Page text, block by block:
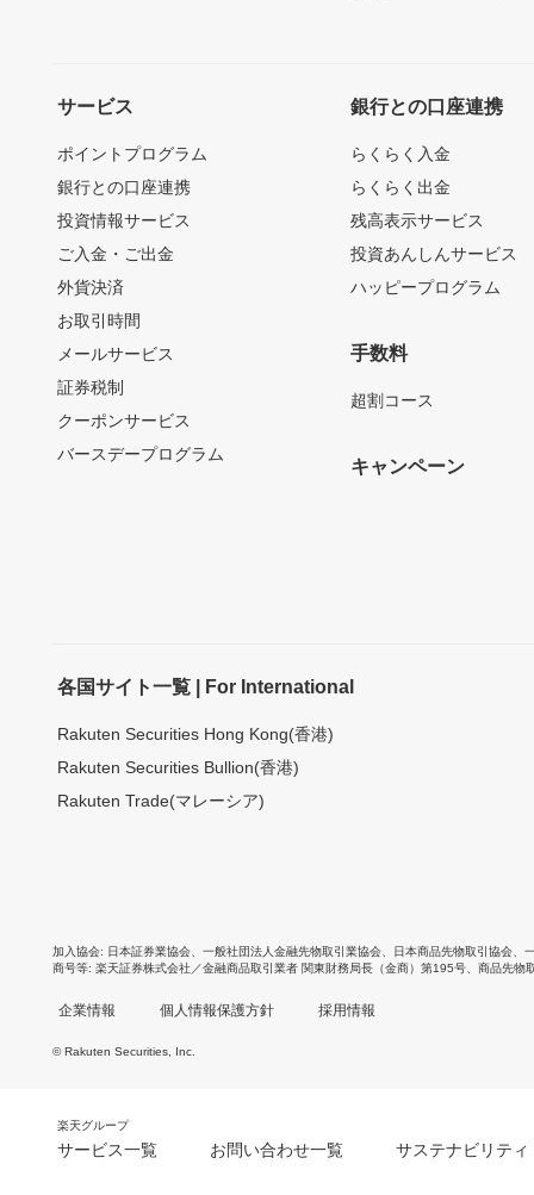
サービス
ポイントプログラム
銀行との口座連携
投資情報サービス
ご入金・ご出金
外貨決済
お取引時間
メールサービス
証券税制
クーポンサービス
バースデープログラム
銀行との口座連携
らくらく入金
らくらく出金
残高表示サービス
投資あんしんサービス
ハッピープログラム
手数料
超割コース
キャンペーン
各国サイト一覧 | For International
Rakuten Securities Hong Kong(香港)
Rakuten Securities Bullion(香港)
Rakuten Trade(マレーシア)
加入協会 日本証券業協会 一般社団法人金融先物取引業協会 日本商品先物取引協会
商号等 楽天証券株式会社／金融商品取引業者 関東財務局長（金商）第195号、商品先物
企業情報 個人情報保護方針 採用情報
© Rakuten Securities, Inc.
楽天グループ
サービス一覧 お問い合わせ一覧 サステナビリティ